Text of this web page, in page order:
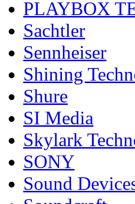
PLAYBOX
Sachtler
Sennheiser
Shining
Shure
SI Media
Skylark
SONY
Sound